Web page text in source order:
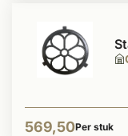
569,50Per stuk